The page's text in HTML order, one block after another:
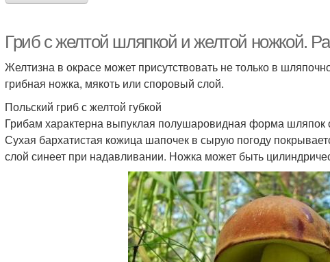
Гриб с желтой шляпкой и желтой ножкой.
Желтизна в окрасе может присутствовать не только в
грибная ножка, мякоть или споровый слой.
Польский гриб с желтой губкой
Грибам характерна выпуклая полушаровидная форма шляпок
Сухая бархатистая кожица шапочек в сырую погоду
слой синеет при надавливании. Ножка может быть